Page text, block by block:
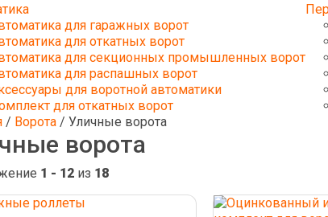
для гаражных ворот
для откатных ворот
для секционных промышленных ворот
для распашных ворот
для воротной автоматики
для откатных ворот
/ Ворота/ Уличные ворота
ворота
1 - 12из 18